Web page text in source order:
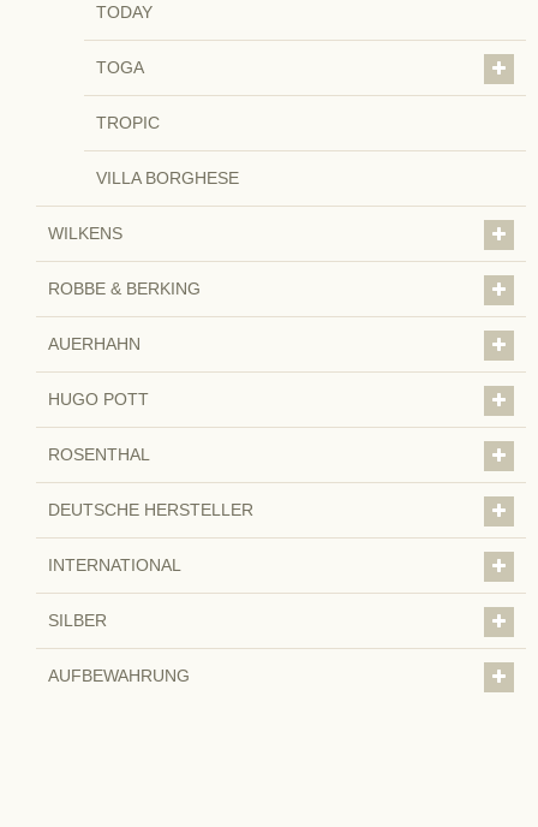
TODAY
TOGA
TROPIC
VILLA BORGHESE
WILKENS
ROBBE & BERKING
AUERHAHN
HUGO POTT
ROSENTHAL
DEUTSCHE HERSTELLER
INTERNATIONAL
SILBER
AUFBEWAHRUNG